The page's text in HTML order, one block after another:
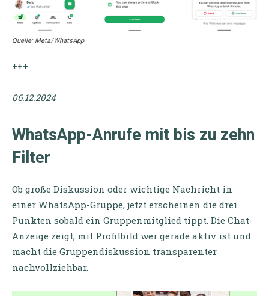
Quelle: Meta/WhatsApp
+++
06.12.2024
WhatsApp-Anrufe mit bis zu zehn
Filter
Ob große Diskussion oder wichtige Nachricht in
einer WhatsApp-Gruppe, jetzt erscheinen die drei
Punkten sobald ein Gruppenmitglied tippt. Die Chat-
Anzeige zeigt, mit Profilbild wer gerade aktiv ist und
macht die Gruppendiskussion transparenter
nachvollziehbar.